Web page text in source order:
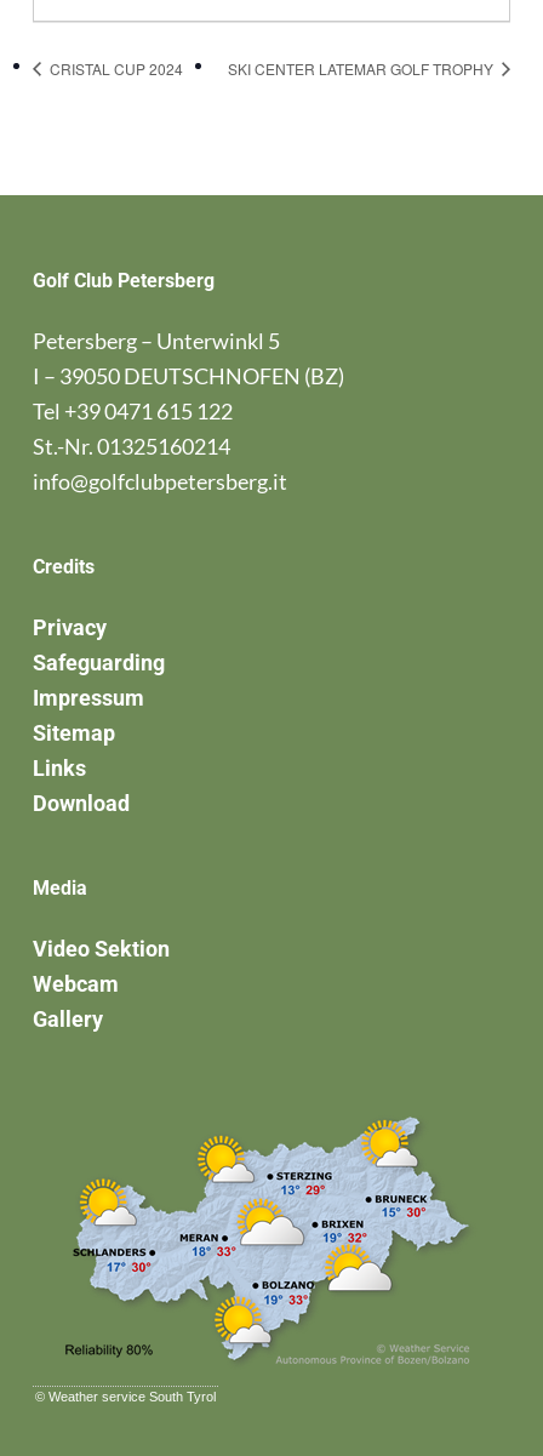
CRISTAL CUP 2024 SKI CENTER LATEMAR GOLF TROPHY
Golf Club Petersberg
Petersberg – Unterwinkl 5
I – 39050 DEUTSCHNOFEN (BZ)
Tel +39 0471 615 122
St.-Nr. 01325160214
info@golfclubpetersberg.it
Credits
Privacy
Safeguarding
Impressum
Sitemap
Links
Download
Media
Video Sektion
Webcam
Gallery
© Weather service South Tyrol